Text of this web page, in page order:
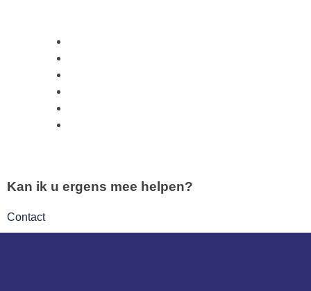
Kan ik u ergens mee helpen?
Contact